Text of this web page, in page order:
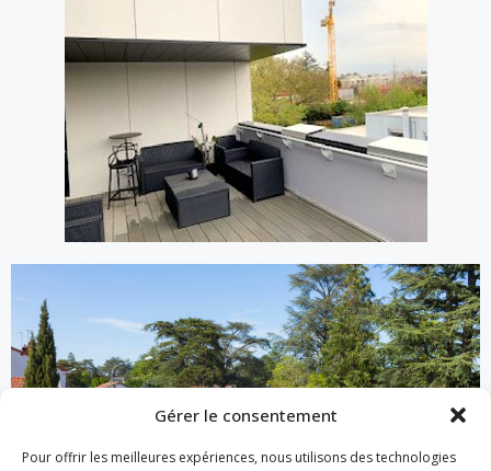
Gérer le consentement
Pour offrir les meilleures expériences, nous utilisons des technologies